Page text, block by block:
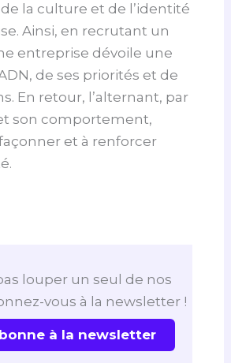
la culture et de l’identité
Ainsi, en recrutant un
entreprise dévoile une
de ses priorités et de
En retour, l’alternant, par
son comportement,
et à renforcer
louper un seul de nos
vous à la newsletter !
à la newsletter